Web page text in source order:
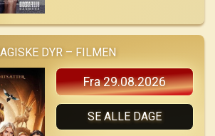
DYR – FILMEN
Fra 29.08.2026
SE ALLE DAGE